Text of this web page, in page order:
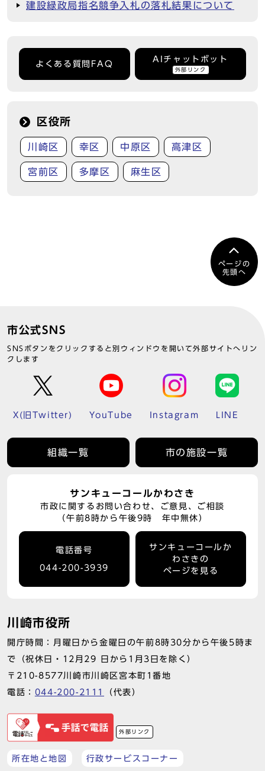
建設緑政局指名競争入札の落札結果について
よくある質問FAQ
AIチャットボット
外部リンク
区役所
川崎区 幸区 中原区 高津区
宮前区 多摩区 麻生区
ページの
先頭へ
市公式SNS
SNSボタンをクリックすると別ウィンドウを開いて外部サイトへリン
クします
X(旧Twitter) YouTube Instagram LINE
組織一覧 市の施設一覧
サンキューコールかわさき
市政に関するお問い合わせ、ご意見、ご相談
（午前8時から午後9時 年中無休）
電話番号
044-200-3939
サンキューコールか
わさきの
ページを見る
川崎市役所
開庁時間：月曜日から金曜日の午前8時30分から午後5時ま
で（祝休日・12月29 日から1月3日を除く）
〒210-8577川崎市川崎区宮本町1番地
電話： 044-200-2111 （代表）
外部リンク
所在地と地図 行政サービスコーナー